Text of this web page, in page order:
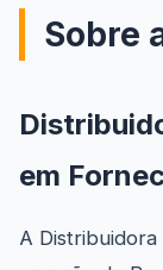
Sobre
em
A Distribuidora